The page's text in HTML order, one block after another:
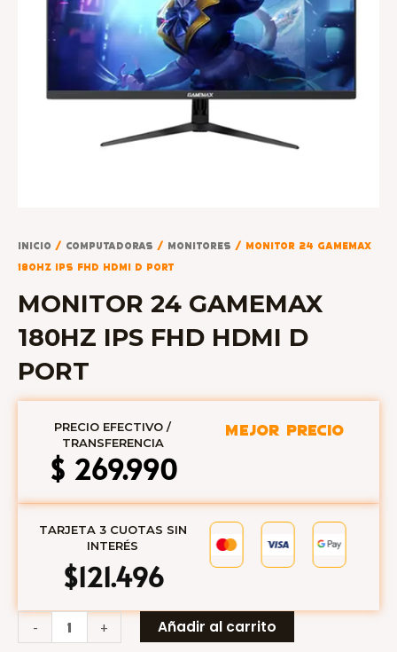
Inicio / COMPUTADORAS / MONITORES / MONITOR 24 GAMEMAX
180HZ IPS FHD HDMI D PORT
MONITOR 24 GAMEMAX
180HZ IPS FHD HDMI D
PORT
PRECIO EFECTIVO /
TRANSFERENCIA
$ 269.990
MEJOR PRECIO
TARJETA 3 CUOTAS SIN
INTERÉS
$121.496
-
MONITOR
24
+ Añadir al carrito